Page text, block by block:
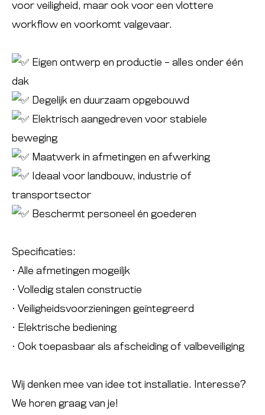
voor veiligheid, maar ook voor een vlottere
workflow en voorkomt valgevaar.
Eigen ontwerp en productie – alles onder één
dak
Degelijk en duurzaam opgebouwd
Elektrisch aangedreven voor stabiele
beweging
Maatwerk in afmetingen en afwerking
Ideaal voor landbouw, industrie of
transportsector
Beschermt personeel én goederen
Specificaties:
• Alle afmetingen mogeiljk
• Volledig stalen constructie
• Veiligheidsvoorzieningen geïntegreerd
• Elektrische bediening
• Ook toepasbaar als afscheiding of valbeveiliging
Wij denken mee van idee tot installatie. Interesse?
We horen graag van je!